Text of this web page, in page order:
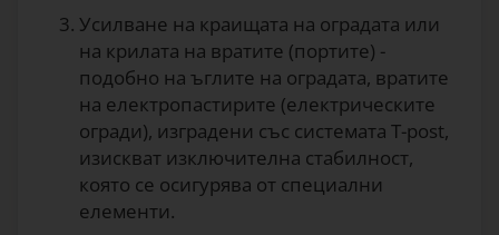
Усилване на краищата на оградата или
на крилата на вратите (портите) -
подобно на ъглите на оградата, вратите
на електропастирите (електрическите
огради), изградени със системата T-post,
изискват изключителна стабилност,
която се осигурява от специални
елементи.